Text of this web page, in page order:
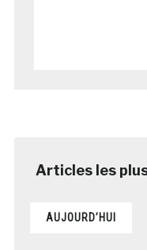
AUJOURD’HUI